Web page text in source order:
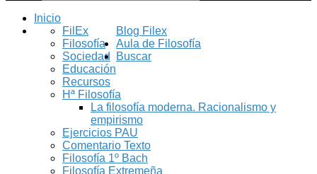
Inicio
Blog Filex
FilEx
Filosofía
Sociedad
Educación
Recursos
Aula de Filosofía
Hª Filosofía
La filosofía moderna. Racionalismo y
empirismo
Ejercicios PAU
Comentario Texto
Filosofía 1º Bach
Filosofía Extremeña
Buscar